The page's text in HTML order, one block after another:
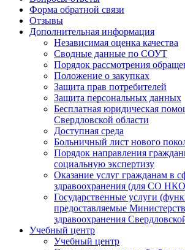
Форма обратной связи
Отзывы
Дополнительная информация
Независимая оценка качества
Сводные данные по СОУТ
Порядок рассмотрения
Положение о закупках
Защита прав потребителей
Защита персональных данных
Бесплатная юридическая
Свердловской области
Доступная среда
Больничный лист нового
Порядок направления
социальную экспертизу
Оказание услуг гражданам в
здравоохранения (для СО
Государственные услуги
предоставляемые
здравоохранения
Учебный центр
Учебный центр